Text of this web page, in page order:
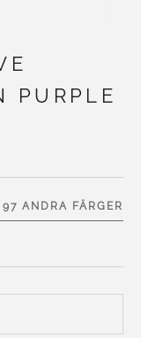
PURPLE
97 ANDRA FÄRGER